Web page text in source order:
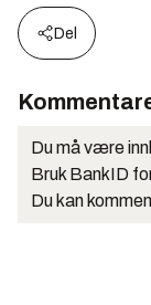
Del
Du må være
Bruk BankID
Du kan